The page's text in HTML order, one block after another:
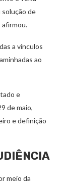
de
afirmou.
a vínculos
ao
e
de maio,
e definição
meio da